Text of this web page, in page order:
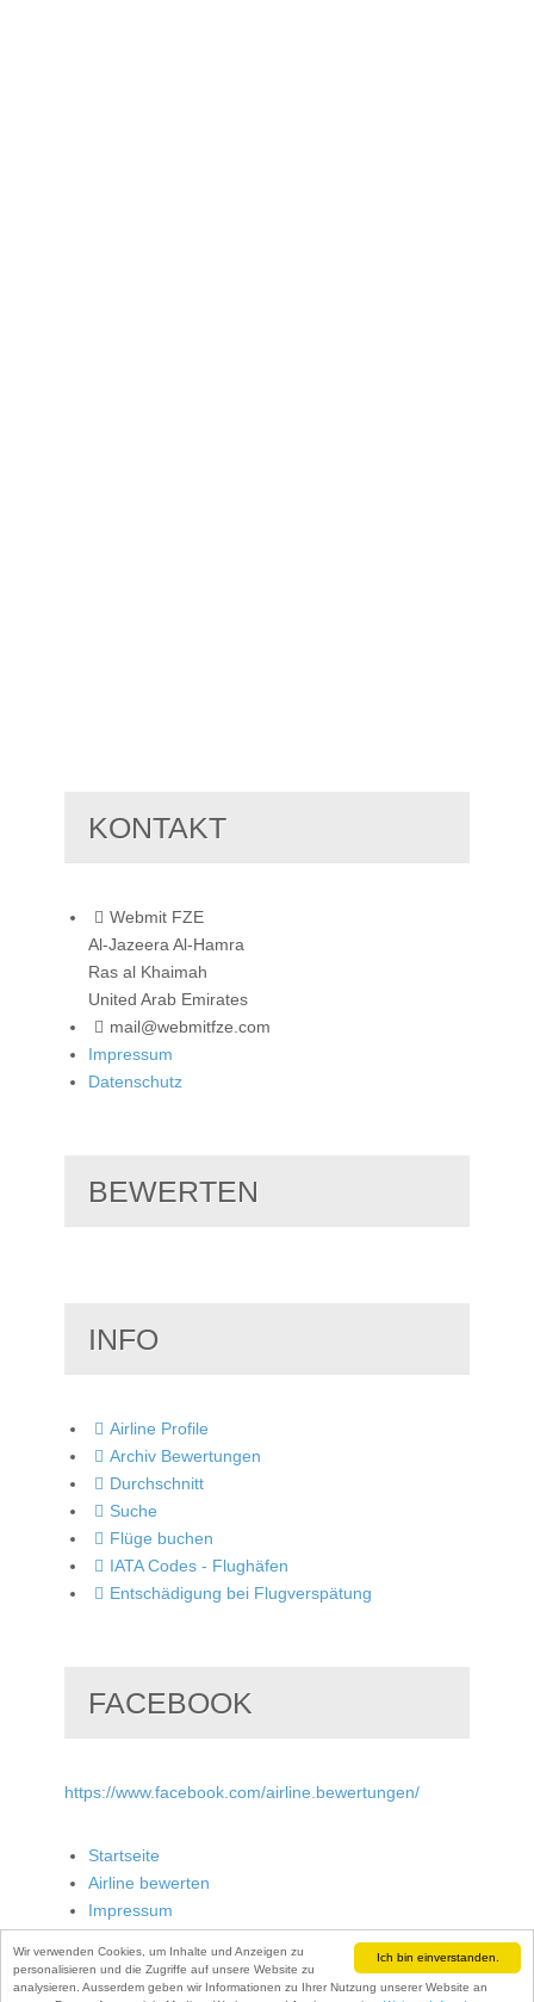
Ich bin einverstanden.
Wir verwenden Cookies, um Inhalte und Anzeigen zu
personalisieren und die Zugriffe auf unsere Website zu
analysieren. Ausserdem geben wir Informationen zu Ihrer Nutzung unserer Website an
KONTAKT
Webmit FZE
Al-Jazeera Al-Hamra
Ras al Khaimah
United Arab Emirates
mail@webmitfze.com
Impressum
Datenschutz
BEWERTEN
INFO
Airline Profile
Archiv Bewertungen
Durchschnitt
Suche
Flüge buchen
IATA Codes - Flughäfen
Entschädigung bei Flugverspätung
FACEBOOK
https://www.facebook.com/airline.bewertungen/
Startseite
Airline bewerten
Impressum